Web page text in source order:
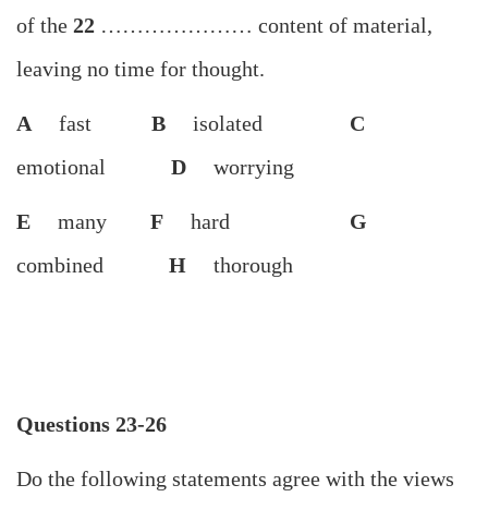
of the 22 ………………… content of material,
leaving no time for thought.
A fast B isolated C
emotional D worrying
E many F hard G
combined H thorough
Questions 23-26
Do the following statements agree with the views